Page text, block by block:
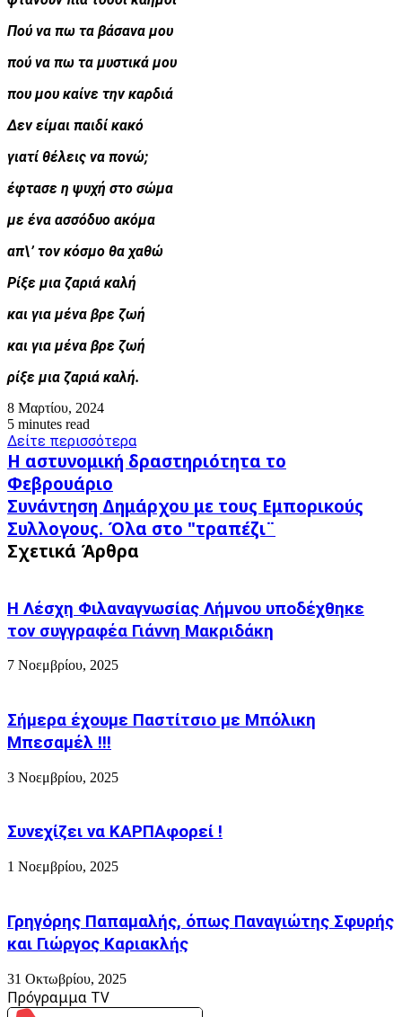
Πού να πω τα βάσανα μου
πού να πω τα μυστικά μου
που μου καίνε την καρδιά
Δεν είμαι παιδί κακό
γιατί θέλεις να πονώ;
έφτασε η ψυχή στο σώμα
με ένα ασσόδυο ακόμα
απ\’ τον κόσμο θα χαθώ
Ρίξε μια ζαριά καλή
και για μένα βρε ζωή
και για μένα βρε ζωή
ρίξε μια ζαριά καλή.
8 Μαρτίου, 2024
5 minutes read
Δείτε περισσότερα
Η
αστυνομική
δραστηριότητα
το
Φεβρουάριο
Η αστυνομική δραστηριότητα το
Φεβρουάριο
Συνάντηση
Δημάρχου
με
τους
Όλα
στο
"τραπέζι¨
Συνάντηση Δημάρχου με τους Εμπορικούς
Συλλογους. Όλα στο "τραπέζι¨
Σχετικά Άρθρα
Η Λέσχη Φιλαναγνωσίας Λήμνου υποδέχθηκε
τον συγγραφέα Γιάννη Μακριδάκη
7 Νοεμβρίου, 2025
Σήμερα έχουμε Παστίτσιο με Μπόλικη
Μπεσαμέλ !!!
3 Νοεμβρίου, 2025
Συνεχίζει να ΚΑΡΠΑφορεί !
1 Νοεμβρίου, 2025
Γρηγόρης Παπαμαλής, όπως Παναγιώτης Σφυρής
και Γιώργος Καριακλής
31 Οκτωβρίου, 2025
Πρόγραμμα TV